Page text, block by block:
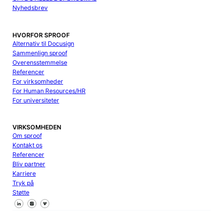
Nyhedsbrev
HVORFOR SPROOF
Alternativ til Docusign
Sammenlign sproof
Overensstemmelse
Referencer
For virksomheder
For Human Resources/HR
For universiteter
VIRKSOMHEDEN
Om sproof
Kontakt os
Referencer
Bliv partner
Karriere
Tryk på
Støtte
Følg os på Facebook
Følg os på X
Følg os på LinkedIn